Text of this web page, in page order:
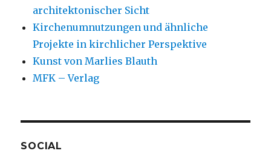
architektonischer Sicht
Kirchenumnutzungen und ähnliche
Projekte in kirchlicher Perspektive
Kunst von Marlies Blauth
MFK – Verlag
SOCIAL